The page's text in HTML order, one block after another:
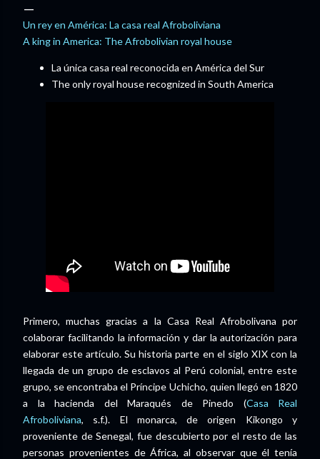
Un rey en América: La casa real Afroboliviana
A king in America: The Afrobolivian royal house
La única casa real reconocida en América del Sur
The only royal house recognized in South America
Primero, muchas gracias a la Casa Real Afrobolivana por
colaborar facilitando la información y dar la autorización para
elaborar este artículo. Su historia parte en el siglo XIX con la
llegada de un grupo de esclavos al Perú colonial, entre este
grupo, se encontraba el Príncipe Uchicho, quien llegó en 1820
a la hacienda del Maraqués de Pinedo (Casa Real
Afroboliviana, s.f.). El monarca, de origen Kikongo y
proveniente de Senegal, fue descubierto por el resto de las
personas provenientes de África, al observar que él tenía